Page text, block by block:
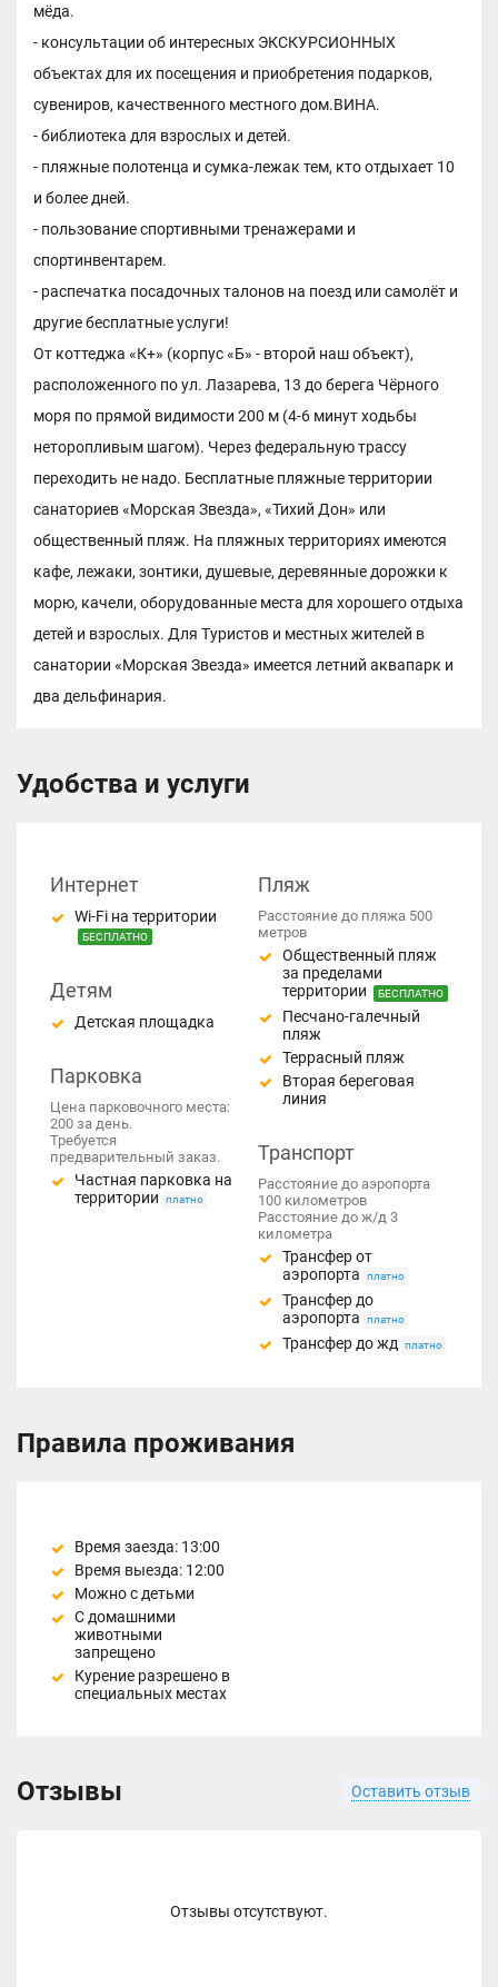
мёда.
- консультации об интересных ЭКСКУРСИОННЫХ
объектах для их посещения и приобретения подарков,
сувениров, качественного местного дом.ВИНА.
- библиотека для взрослых и детей.
- пляжные полотенца и сумка-лежак тем, кто отдыхает 10
и более дней.
- пользование спортивными тренажерами и
спортинвентарем.
- распечатка посадочных талонов на поезд или самолёт и
другие бесплатные услуги!
От коттеджа «К+» (корпус «Б» - второй наш объект),
расположенного по ул. Лазарева, 13 до берега Чёрного
моря по прямой видимости 200 м (4-6 минут ходьбы
неторопливым шагом). Через федеральную трассу
переходить не надо. Бесплатные пляжные территории
санаториев «Морская Звезда», «Тихий Дон» или
общественный пляж. На пляжных территориях имеются
кафе, лежаки, зонтики, душевые, деревянные дорожки к
морю, качели, оборудованные места для хорошего отдыха
детей и взрослых. Для Туристов и местных жителей в
санатории «Морская Звезда» имеется летний аквапарк и
два дельфинария.
Удобства и услуги
Интернет
Wi-Fi на территории
БЕСПЛАТНО
Детям
Детская площадка
Парковка
Цена парковочного места:
200 за день.
Требуется
предварительный заказ.
Частная парковка на
территории
платно
Пляж
Расстояние до пляжа 500
метров
Общественный пляж
за пределами
территории
БЕСПЛАТНО
Песчано-галечный
пляж
Террасный пляж
Вторая береговая
линия
Транспорт
Расстояние до аэропорта
100 километров
Расстояние до ж/д 3
километра
Трансфер от
аэропорта
платно
Трансфер до
аэропорта
платно
Трансфер до жд платно
Правила проживания
Время заезда: 13:00
Время выезда: 12:00
Можно с детьми
С домашними
животными
запрещено
Курение разрешено в
специальных местах
Отзывы Оставить отзыв
Отзывы отсутствуют.